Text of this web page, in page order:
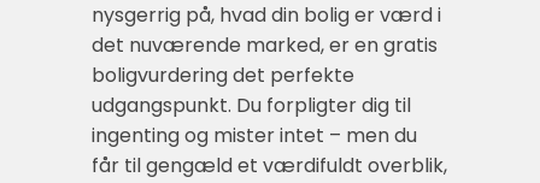
nysgerrig på, hvad din bolig er værd i
det nuværende marked, er en gratis
boligvurdering det perfekte
udgangspunkt. Du forpligter dig til
ingenting og mister intet – men du
får til gengæld et værdifuldt overblik,